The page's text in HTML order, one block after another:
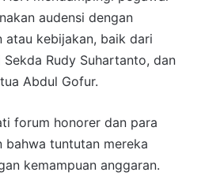
audensi dengan
atau kebijakan, baik dari
Rudy Suhartanto, dan
Abdul Gofur.
forum honorer dan para
bahwa tuntutan mereka
kemampuan anggaran.